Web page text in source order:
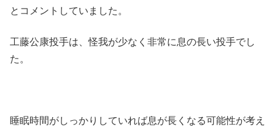
とコメントしていました。
工藤公康投手は、怪我が少なく非常に息の長い投手でし
た。
睡眠時間がしっかりしていれば息が長くなる可能性が考え